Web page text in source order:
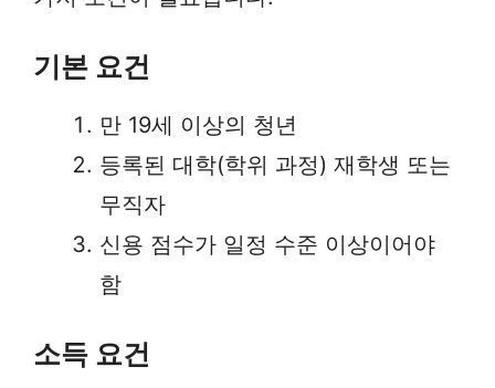
기본 요건
만 19세 이상의 청년
등록된 대학(학위 과정) 재학생 또는
무직자
신용 점수가 일정 수준 이상이어야
함
소득 요건